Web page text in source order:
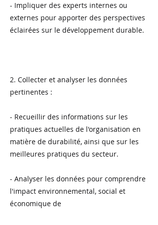
- Impliquer des experts internes ou
externes pour apporter des perspectives
éclairées sur le développement durable.
2. Collecter et analyser les données
pertinentes :
- Recueillir des informations sur les
pratiques actuelles de l'organisation en
matière de durabilité, ainsi que sur les
meilleures pratiques du secteur.
- Analyser les données pour comprendre
l'impact environnemental, social et
économique de